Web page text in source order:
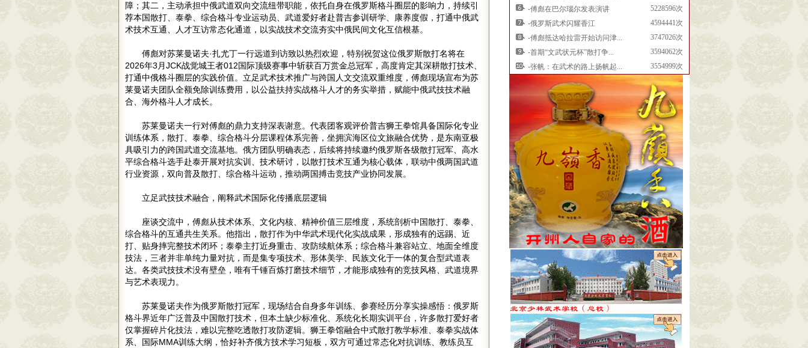
障；其二，主动承担中俄武道双向交流纽带职能，依托自身在俄罗斯格斗圈层的影响力，持续引
荐本国散打、泰拳、综合格斗专业运动员、武道爱好者赴普吉参训研学、康养度假，打通中俄武
术技术互通、人才互访常态化通道，以实战技术交流夯实中俄民间文化互信根基。
傅彪对苏莱曼诺夫·扎尤丁一行远道到访致以热烈欢迎，特别祝贺这位俄罗斯散打名将在
2026年3月JCK战觉城王者012国际顶级赛事中斩获百万赏金总冠军，高度肯定其深耕散打技术、
打通中俄格斗圈层的实践价值。立足武术技术推广与跨国人文交流双重维度，傅彪现场宣布为苏
莱曼诺夫团队全额免除训练费用，以公益扶持实战格斗人才的务实举措，赋能中俄武技技术融
合、海外格斗人才成长。
苏莱曼诺夫一行对傅彪的鼎力支持深表谢意。代表团客观评价普吉狮王拳馆具备国际化专业
训练体系，散打、泰拳、综合格斗分层课程体系完善，坐拥滨海区位文旅融合优势，是东南亚极
具吸引力的跨国武道交流基地。俄方团队明确表态，后续将持续邀约俄罗斯各级散打冠军、高水
平综合格斗选手赴泰开展对抗实训、技术研讨，以散打技术互通为核心载体，联动中俄两国武道
行业资源，双向普及散打、综合格斗运动，推动两国搏击竞技产业协同发展。
立足武技技术融合，阐释武术国际化传播底层逻辑
座谈交流中，傅彪从技术体系、文化内核、精神价值三层维度，系统剖析中国散打、泰拳、
综合格斗的互通共生关系。他指出，散打作为中华武术现代化实战成果，形成独有的远踢、近
打、贴身摔完整技术闭环；泰拳主打近身重击、攻防续航体系；综合格斗兼容站立、地面全维度
技法，三者并非单纯力量对抗，而是集专项技术、形体美学、民族文化于一体的复合型武道表
达。各类武技技术没有壁垒，唯有千锤百炼打磨技术细节，才能形成独有的竞技风格、武道境界
与艺术表现力。
苏莱曼诺夫作为俄罗斯散打冠军，现场结合自身多年训练、参赛经历分享实操感悟：俄罗斯
格斗界近年广泛普及中国散打技术，但本土缺少标准化、系统化长期实训平台，许多散打爱好者
仅掌握碎片化技法，难以完整吃透散打攻防逻辑。狮王拳馆融合中式散打教学标准、泰拳实战体
系、国际MMA训练大纲，恰好补齐俄方技术学习短板，双方可通过常态化对抗训练、教练员互
·傅彪在巴尔瑙尔发表演讲
5228596次
·俄罗斯武术闪耀香江
4594441次
·傅彪抵达哈拉雷开始访问津...
3747026次
·首期“文武状元杯”散打争...
3594062次
·张帆：在武术的路上扬帆起... 3554999次